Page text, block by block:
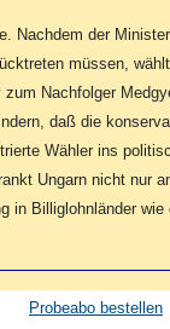
Nachdem der
müssen,
Nachfolger
daß die
Wähler ins
Ungarn nicht nur
in Billiglohnländer
Probeabo bestellen